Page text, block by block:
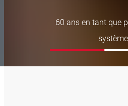
60 ans en tant que
système